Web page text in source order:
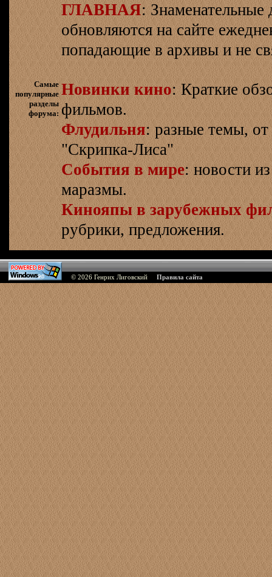
ГЛАВНАЯ: Знаменательные
обновляются на сайте
попадающие в архивы и не
Самые
популярные
разделы
форума:
Новинки кино: Краткие
фильмов.
Флудильня: разные темы,
"Скрипка-Лиса"
События в мире: новости
маразмы.
Кинояпы в зарубежных
рубрики, предложения.
© 2026 Генрих Лиговский Правила сайта